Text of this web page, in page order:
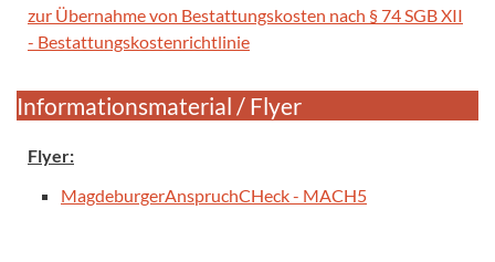
zur Übernahme von Bestattungskosten nach § 74 SGB XII
- Bestattungskostenrichtlinie
Informationsmaterial / Flyer
Flyer:
MagdeburgerAnspruchCHeck - MACH5